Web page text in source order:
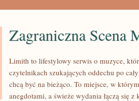
Zagraniczna Scena
Limith to lifestylowy serwis o muzyce,
czytelnikach szukających oddechu po
chcą być na bieżąco. To miejsce, w
anegdotami, a świeże wydania łączą się z